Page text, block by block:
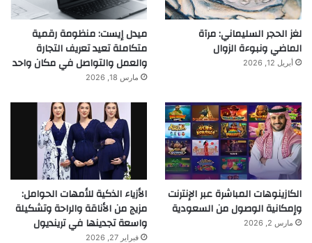
لغز الحجر السليماني: مرآة
الماضي ونبوءة الزوال
أبريل 12, 2026
ميدل إيست: منظومة رقمية
متكاملة تعيد تعريف التجارة
والعمل والتواصل في مكان واحد
مارس 18, 2026
الكازينوهات المباشرة عبر الإنترنت
وإمكانية الوصول من السعودية
مارس 2, 2026
الأزياء الذكية للأمهات الحوامل:
مزيج من الأناقة والراحة وتشكيلة
واسعة تجدينها في ترينديول
فبراير 27, 2026